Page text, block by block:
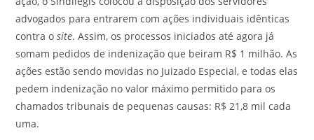
advogados para entrarem com ações individuais idênticas
contra osite. Assim, os processos iniciados até agora já
somam pedidos de indenização que beiram R$ 1 milhão. As
ações estão sendo movidas no Juizado Especial, e todas elas
pedem indenização no valor máximo permitido para os
chamados tribunais de pequenas causas: R$ 21,8 mil cada
uma.